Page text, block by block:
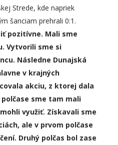
Strede, kde napriek
šanciam prehrali 0:1.
pozitívne. Mali sme
Vytvorili sme si
Následne Dunajská
v krajných
akciu, z ktorej dala
sme tam mali
využiť. Získavali sme
ale v prvom polčase
Druhý polčas bol zase